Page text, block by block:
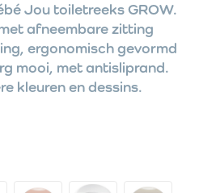
Jou toiletreeks GROW.
afneembare zitting
ergonomisch gevormd
mooi, met antisliprand.
kleuren en dessins.